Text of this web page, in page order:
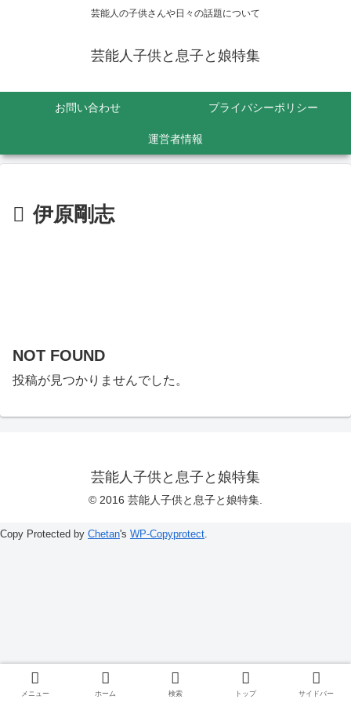
芸能人の子供さんや日々の話題について
芸能人子供と息子と娘特集
お問い合わせ プライバシーポリシー
運営者情報
伊原剛志
NOT FOUND
投稿が見つかりませんでした。
芸能人子供と息子と娘特集
© 2016 芸能人子供と息子と娘特集.
メニュー ホーム 検索 トップ サイドバー
Copy Protected by Chetan's WP-Copyprotect.